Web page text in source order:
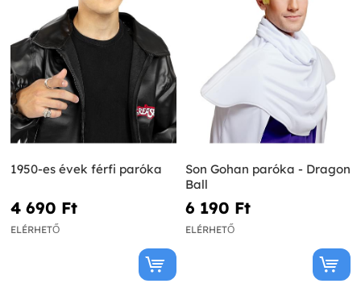
1950-es évek férfi paróka
4 690 Ft‎
ELÉRHETŐ
Son Gohan paróka - Dragon
Ball
6 190 Ft‎
ELÉRHETŐ